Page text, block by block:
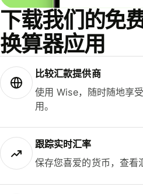
下载我们的免
换算器应用
比较汇款提供商
使用 Wise，随时随地享受
用。
跟踪实时汇率
保存您喜爱的货币，查看